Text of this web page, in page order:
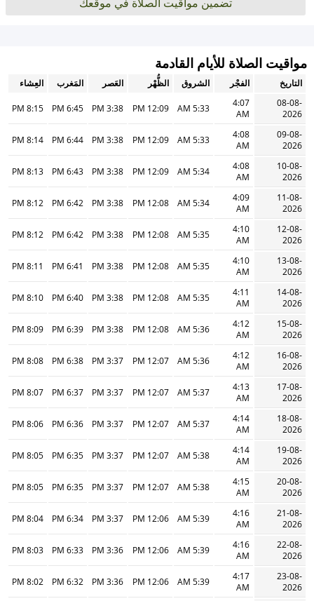
مواقيت الصلاة للأيام القادمة
التاريخ الفجْر الشروق الظُّهْر العَصر المَغرب
العِشاء
08-08-
2026
4:07
AM
5:33 AM
12:09 PM
3:38 PM
6:45 PM
8:15 PM
09-08-
2026
4:08
AM
5:33 AM
12:09 PM
3:38 PM
6:44 PM
8:14 PM
10-08-
2026
4:08
AM
5:34 AM
12:09 PM
3:38 PM
6:43 PM
8:13 PM
11-08-
2026
4:09
AM
5:34 AM
12:08 PM
3:38 PM
6:42 PM
8:12 PM
12-08-
2026
4:10
AM
5:35 AM
12:08 PM
3:38 PM
6:42 PM
8:12 PM
13-08-
2026
4:10
AM
5:35 AM
12:08 PM
3:38 PM
6:41 PM
8:11 PM
14-08-
2026
4:11
AM
5:35 AM
12:08 PM
3:38 PM
6:40 PM
8:10 PM
15-08-
2026
4:12
AM
5:36 AM
12:08 PM
3:38 PM
6:39 PM
8:09 PM
16-08-
2026
4:12
AM
5:36 AM
12:07 PM
3:37 PM
6:38 PM
8:08 PM
17-08-
2026
4:13
AM
5:37 AM
12:07 PM
3:37 PM
6:37 PM
8:07 PM
18-08-
2026
4:14
AM
5:37 AM
12:07 PM
3:37 PM
6:36 PM
8:06 PM
19-08-
2026
4:14
AM
5:38 AM
12:07 PM
3:37 PM
6:35 PM
8:05 PM
20-08-
2026
4:15
AM
5:38 AM
12:07 PM
3:37 PM
6:35 PM
8:05 PM
21-08-
2026
4:16
AM
5:39 AM
12:06 PM
3:37 PM
6:34 PM
8:04 PM
22-08-
2026
4:16
AM
5:39 AM
12:06 PM
3:36 PM
6:33 PM
8:03 PM
23-08-
2026
4:17
AM
5:39 AM
12:06 PM
3:36 PM
6:32 PM
8:02 PM